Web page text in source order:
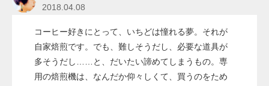
2018.04.08
コーヒー好きにとって、いちどは憧れる夢。それが
自家焙煎です。でも、難しそうだし、必要な道具が
多そうだし……と、だいたい諦めてしまうもの。専
用の焙煎機は、なんだか仰々しくて、買うのをため